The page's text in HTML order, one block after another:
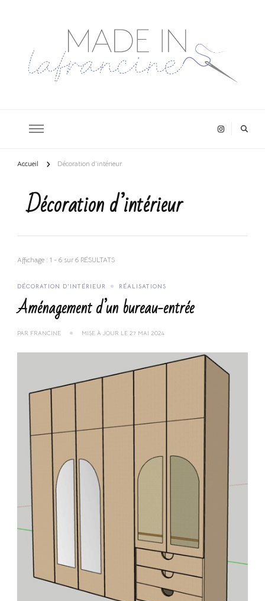
Accueil Décoration d’intérieur
Décoration d’intérieur
Affichage : 1 - 6 sur 6 RÉSULTATS
DÉCORATION D'INTÉRIEUR RÉALISATIONS
Aménagement d’un bureau-entrée
PAR FRANCINE MISE À JOUR LE 27 MAI 2024